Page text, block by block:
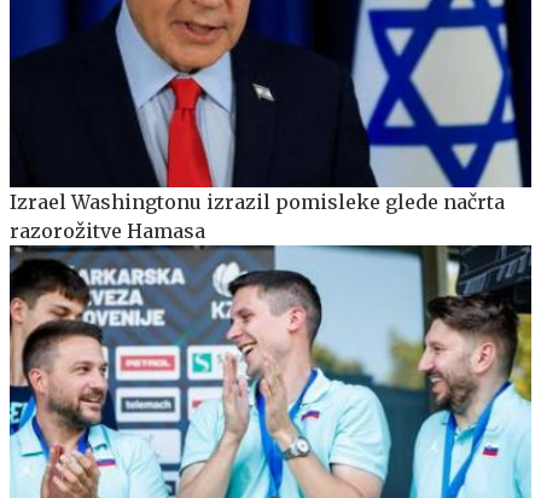
Izrael Washingtonu izrazil pomisleke glede načrta
razorožitve Hamasa